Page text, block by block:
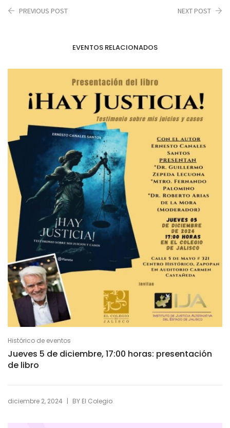
PREVIOUS POST NEXT POST
EVENTOS RELACIONADOS
Histórico de eventos
Jueves 5 de diciembre, 17:00 horas: presentación
de libro
diciembre 2, 2024 | BY El Colegio